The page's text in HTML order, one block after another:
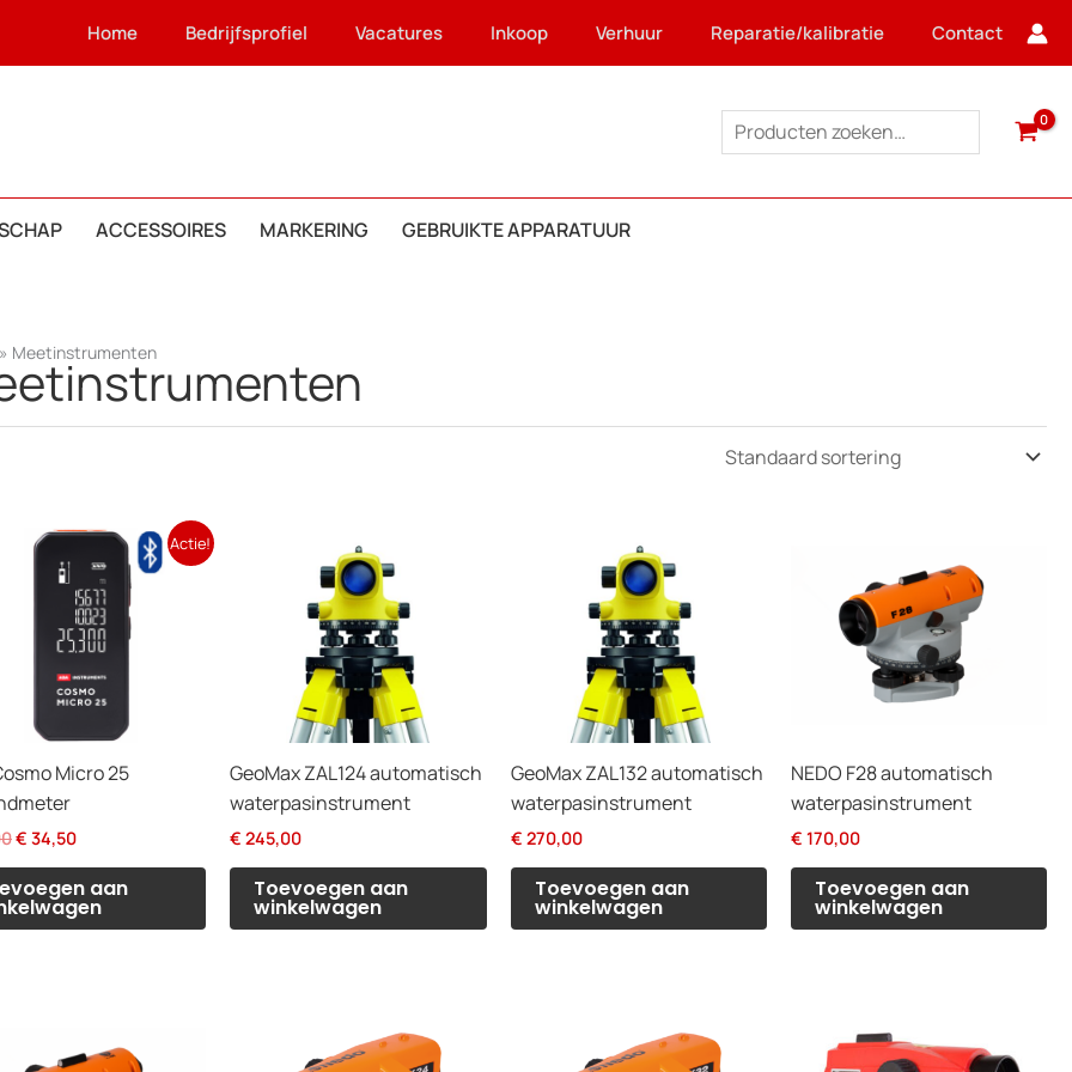
Home Bedrijfsprofiel Vacatures Inkoop Verhuur Reparatie/kalibratie Contact
Zoeken
ACCESSOIRES MARKERING GEBRUIKTE APPARATUUR
» Meetinstrumenten
Actie!
Micro 25
Oorspronkelijke
was:
€ 59,00.
€ 34,50Huidige
is:
€ 34,50.
aan
GeoMax ZAL124 automatisch
waterpasinstrument
€ 245,00
Toevoegen aan
winkelwagen
GeoMax ZAL132 automatisch
waterpasinstrument
€ 270,00
Toevoegen aan
winkelwagen
NEDO F28 automatisch
waterpasinstrument
€ 170,00
Toevoegen aan
winkelwagen